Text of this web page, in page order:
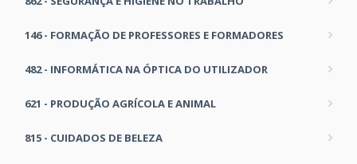
146 - FORMAÇÃO DE PROFESSORES E FORMADORES
482 - INFORMÁTICA NA ÓPTICA DO UTILIZADOR
621 - PRODUÇÃO AGRÍCOLA E ANIMAL
815 - CUIDADOS DE BELEZA